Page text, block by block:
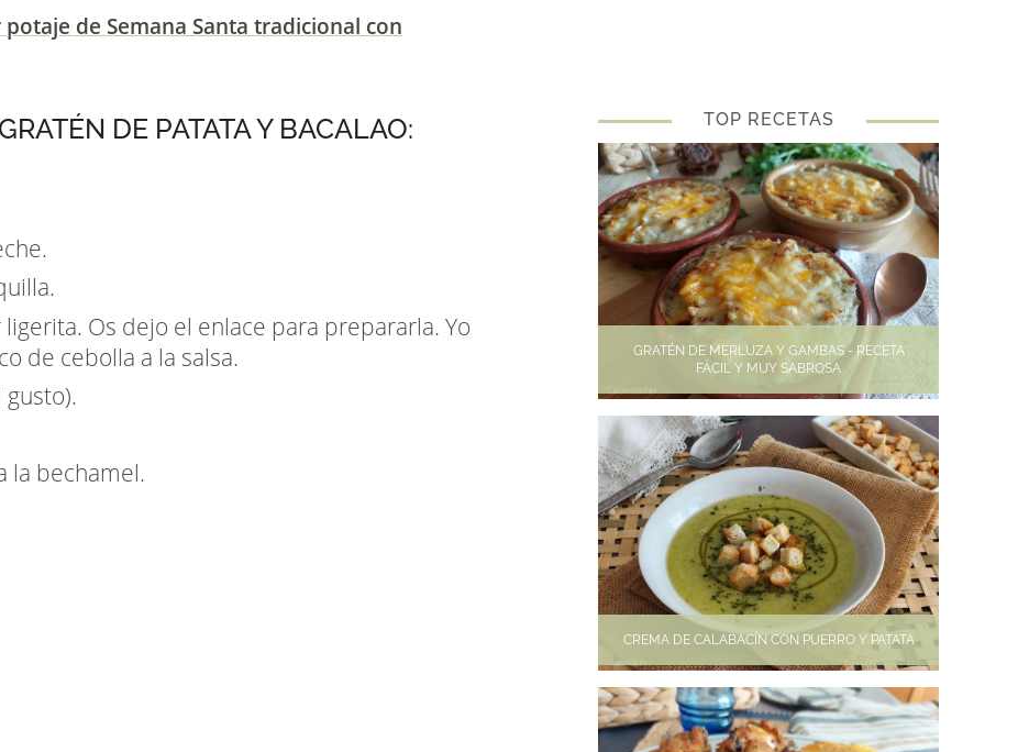
potaje de Semana Santa tradicional con
DE PATATA Y BACALAO:
Os dejo el enlace para prepararla. Yo
de cebolla a la salsa.
la bechamel.
TOP RECETAS
GRATÉN DE MERLUZA Y GAMBAS - RECETA
FÁCIL Y MUY SABROSA
CREMA DE CALABACÍN CON PUERRO Y PATATA